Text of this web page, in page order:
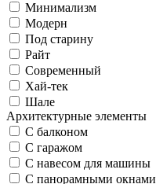
Минимализм
Модерн
Под старину
Райт
Современный
Хай-тек
Шале
Архитектурные элементы
С балконом
С гаражом
С навесом для машины
С панорамными окнами